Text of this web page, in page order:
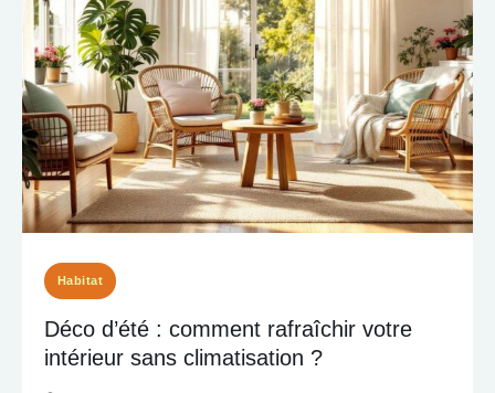
Habitat
Déco d’été : comment rafraîchir votre
intérieur sans climatisation ?